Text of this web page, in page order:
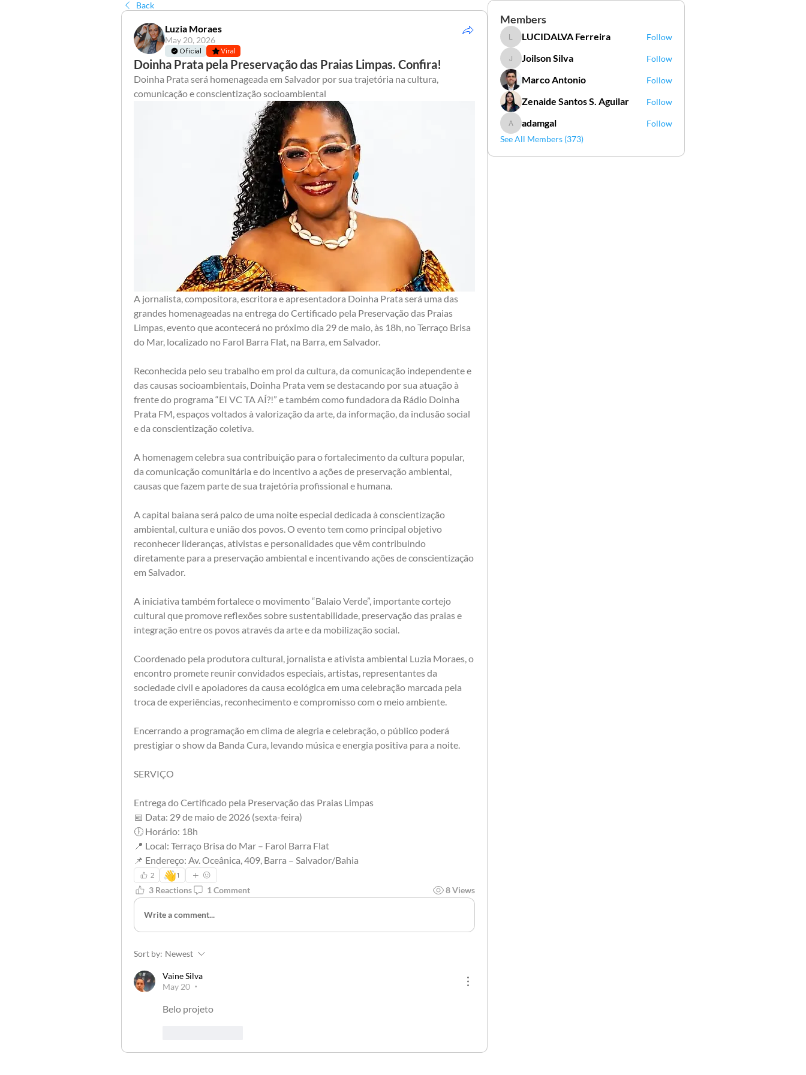
Back
Luzia Moraes
May 20, 2026
Oficial Viral
Doinha Prata pela Preservação das Praias Limpas. Confira!
Doinha Prata será homenageada em Salvador por sua trajetória na cultura,
comunicação e conscientização socioambiental
A jornalista, compositora, escritora e apresentadora Doinha Prata será uma das
grandes homenageadas na entrega do Certificado pela Preservação das Praias
Limpas, evento que acontecerá no próximo dia 29 de maio, às 18h, no Terraço Brisa
do Mar, localizado no Farol Barra Flat, na Barra, em Salvador.
Reconhecida pelo seu trabalho em prol da cultura, da comunicação independente e
das causas socioambientais, Doinha Prata vem se destacando por sua atuação à
frente do programa “EI VC TA AÍ?!” e também como fundadora da Rádio Doinha
Prata FM, espaços voltados à valorização da arte, da informação, da inclusão social
e da conscientização coletiva.
A homenagem celebra sua contribuição para o fortalecimento da cultura popular,
da comunicação comunitária e do incentivo a ações de preservação ambiental,
causas que fazem parte de sua trajetória profissional e humana.
A capital baiana será palco de uma noite especial dedicada à conscientização
ambiental, cultura e união dos povos. O evento tem como principal objetivo
reconhecer lideranças, ativistas e personalidades que vêm contribuindo
diretamente para a preservação ambiental e incentivando ações de conscientização
em Salvador.
A iniciativa também fortalece o movimento “Balaio Verde”, importante cortejo
cultural que promove reflexões sobre sustentabilidade, preservação das praias e
integração entre os povos através da arte e da mobilização social.
Coordenado pela produtora cultural, jornalista e ativista ambiental Luzia Moraes, o
encontro promete reunir convidados especiais, artistas, representantes da
sociedade civil e apoiadores da causa ecológica em uma celebração marcada pela
troca de experiências, reconhecimento e compromisso com o meio ambiente.
Encerrando a programação em clima de alegria e celebração, o público poderá
prestigiar o show da Banda Cura, levando música e energia positiva para a noite.
SERVIÇO
Entrega do Certificado pela Preservação das Praias Limpas
📅 Data: 29 de maio de 2026 (sexta-feira)
🕕 Horário: 18h
📍 Local: Terraço Brisa do Mar – Farol Barra Flat
📌 Endereço: Av. Oceânica, 409, Barra – Salvador/Bahia
2 👋1
3 Reactions 1 Comment 8 Views
Write a comment...
Sort by: Newest
Vaine Silva
May 20
•
Belo projeto
Members
LUCIDALVA Ferreira
LUCIDALVA Ferreira Follow
Joilson Silva
Joilson Silva Follow
Marco Antonio Follow
Zenaide Santos S. Aguilar Follow
adamgal
adamgal
Follow
See All Members (373)